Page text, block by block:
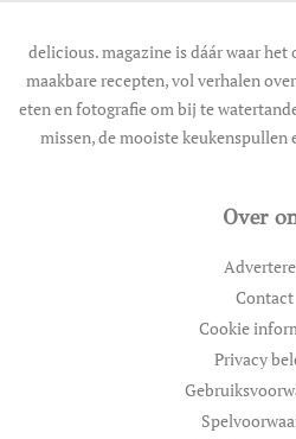
delicious. magazine is dáár waar
maakbare recepten, vol verhalen
eten en fotografie om bij te
missen, de mooiste keukenspullen
Over
Contact
Cookie
Privacy